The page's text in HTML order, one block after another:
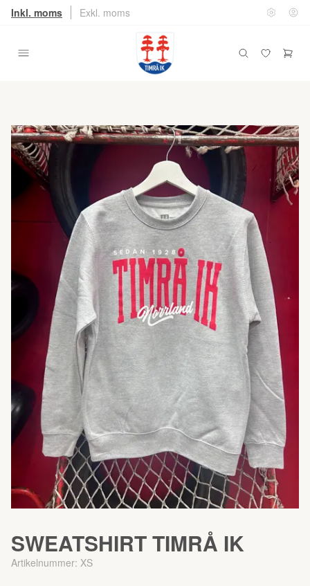
Inkl. moms Exkl. moms
SWEATSHIRT TIMRÅ IK
Artikelnummer: XS